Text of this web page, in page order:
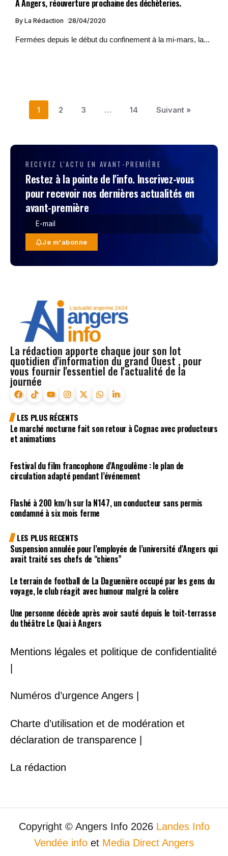
A Angers, réouverture prochaine des déchèteries.
By La Rédaction 28/04/2020
Fermées depuis le début du confinement à la mi-mars, la...
1 2 3 … 14 Suivant »
RECEVEZ L'ACTU EN AVANT-PREMIÈRE
Restez à la pointe de l'info. Inscrivez-vous
pour recevoir nos dernières actualités en
avant-première
Je m'abonne
La rédaction apporte chaque jour son lot
quotidien d'information du grand Ouest , pour
vous fournir l'essentiel de l'actualité de la
journée
LES PLUS RÉCENTS
Le marché nocturne fait son retour à Cognac avec producteurs
et animations
Festival du film francophone d’Angoulême : le plan de
circulation adapté pendant l’événement
Flashé à 200 km/h sur la N147, un conducteur sans permis
condamné à six mois ferme
LES PLUS RECENTS
Suspension annulée pour l’employée de l’université d’Angers qui
avait traité ses chefs de “chiens”
Le terrain de football de La Daguenière occupé par les gens du
voyage, le club réagit avec humour malgré la colère
Une personne décède après avoir sauté depuis le toit-terrasse
du théâtre Le Quai à Angers
Mentions légales et politique de confidentialité
|
Numéros d’urgence Angers |
Charte d’utilisation et de modération et
déclaration de transparence |
La rédaction
Copyright © Angers Info 2026 Landes Info
Vendée info et Media Direct Angers